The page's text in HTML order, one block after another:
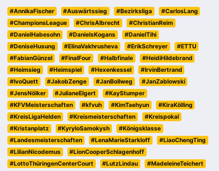
#AnnikaFischer #Auswärtssieg #Bezirksliga
#CarlosLang
#ChampionsLeague
#ChrisAlbrecht
#ChristianReim
#DanielHabesohn
#DanielsKogans
#DanielTihi
#DeniseHusung
#ElinaVakhrusheva #ErikSchreyer
#ETTU
#FabianGünzel
#FinalFour #Halbfinale
#HeidiHildebrand
#Heimsieg
#Heimspiel #Hexenkessel
#IrvinBertrand
#IvoQuett
#JakobZenge #JanBollweg
#JanZablowski
#JensNölker
#JulianeElgert
#KayStumper
#KFVMeisterschaften
#kfvuh #KimTaehyun
#KiraKölling
#KreisLigaHelden
#Kreismeisterschaften
#Kreispokal
#Kristanplatz
#KyryloSamokysh
#Königsklasse
#Landesmeisterschaften
#LenaMarieStarkloff
#LiaoChengTing
#LilianNicodemus
#LionCooperSchlagenhoff
#LottoThüringenCenterCourt
#LutzLindau
#MadeleineTeichert